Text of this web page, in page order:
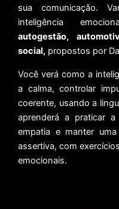
sua comunicação.
inteligência
autogestão,
social, propostos por
Você verá como a
a calma, controlar
coerente, usando a
aprenderá a praticar
empatia e manter
assertiva, com
emocionais.